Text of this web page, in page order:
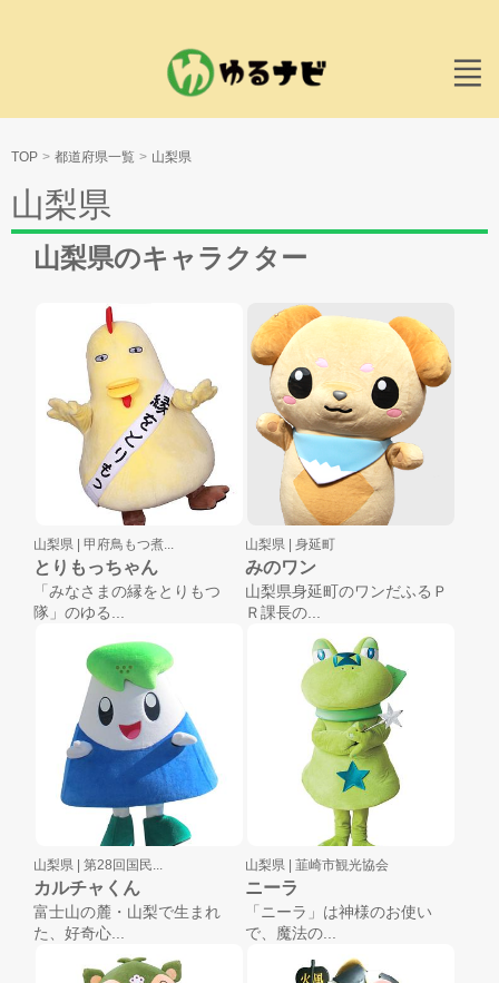
TOP 都道府県一覧 山梨県
山梨県
山梨県のキャラクター
山梨県 | 甲府鳥もつ煮...
とりもっちゃん
「みなさまの縁をとりもつ
隊」のゆる...
山梨県 | 身延町
みのワン
山梨県身延町のワンだふるＰ
Ｒ課長の...
山梨県 | 第28回国民...
カルチャくん
富士山の麓・山梨で生まれ
た、好奇心...
山梨県 | 韮崎市観光協会
ニーラ
「ニーラ」は神様のお使い
で、魔法の...